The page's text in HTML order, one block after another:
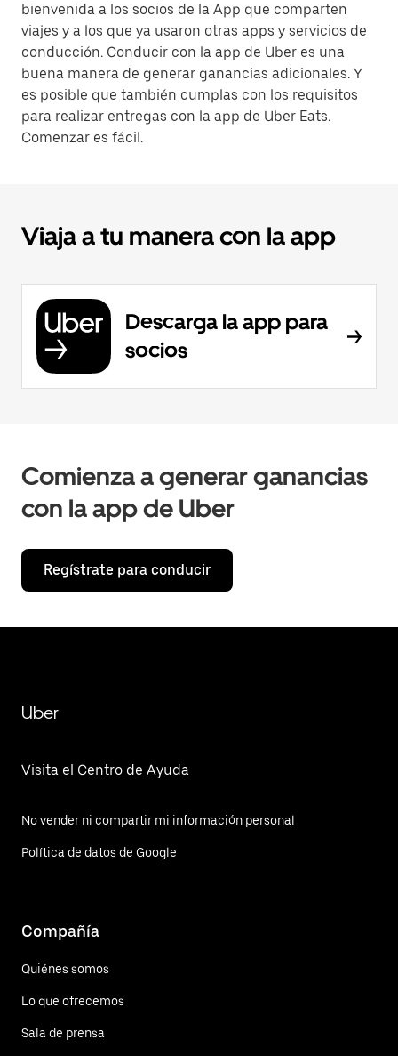
bienvenida a los socios de la App que comparten
viajes y a los que ya usaron otras apps y servicios de
conducción. Conducir con la app de Uber es una
buena manera de generar ganancias adicionales. Y
es posible que también cumplas con los requisitos
para realizar entregas con la app de Uber Eats.
Comenzar es fácil.
Viaja a tu manera con la app
Descarga la app para
socios
Comienza a generar ganancias
con la app de Uber
Regístrate para conducir
Uber
Visita el Centro de Ayuda
No vender ni compartir mi información personal
Política de datos de Google
Compañía
Quiénes somos
Lo que ofrecemos
Sala de prensa